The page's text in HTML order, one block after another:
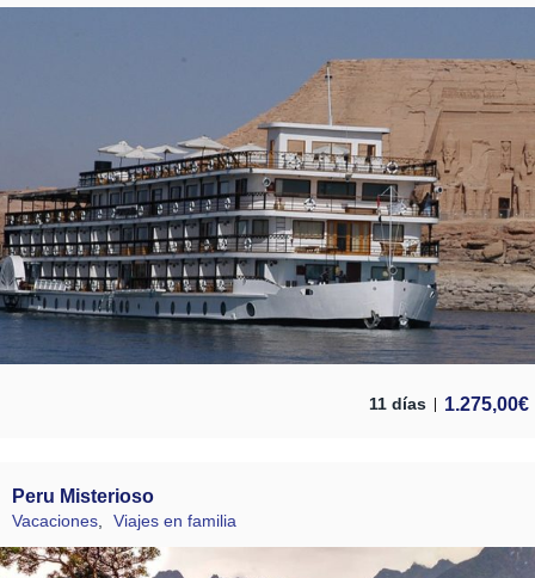
11 días 1.275,00€
Peru Misterioso
Vacaciones Viajes en familia